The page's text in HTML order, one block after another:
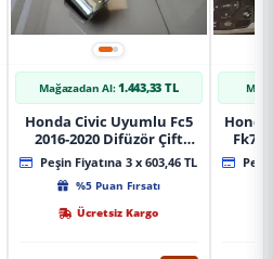
Mağazadan Al: 1.443,33 TL
Honda Civic Uyumlu Fc5
2016-2020 Difüzör Çift
Çıkış İçin Egzoz Seti
Peşin Fiyatına 3 x 603,46 TL
%5 Puan Fırsatı
Ücretsiz Kargo
Fk7